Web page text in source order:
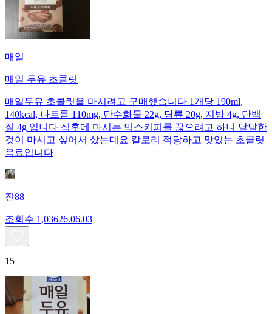
매일
매일 두유 초콜릿
매일두유 초콜릿을 마시려고 구매했습니다 1개당 190ml,
140kcal, 나트륨 110mg, 탄수화물 22g, 당류 20g, 지방 4g, 단백
질 4g 입니다 식후에 마시는 믹스커피를 끊으려고 하니 달달한
것이 마시고 싶어서 샀는데요 칼로리 적당하고 맛있는 초콜릿
음료입니다
진88
조회수 1,03626.06.03
15